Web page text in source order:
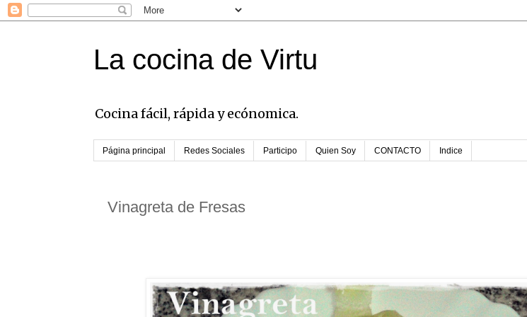
La cocina de Virtu
Cocina fácil, rápida y ecónomica.
Página principal Redes Sociales Participo Quien Soy CONTACTO Indice
Vinagreta de Fresas